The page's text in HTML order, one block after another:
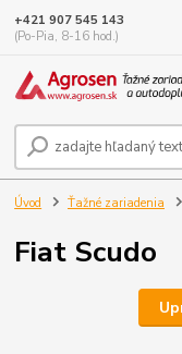
+421 907 545 143
(Po-Pia, 8-16 hod.)
Úvod Ťažné zariadenia
Fiat Scudo